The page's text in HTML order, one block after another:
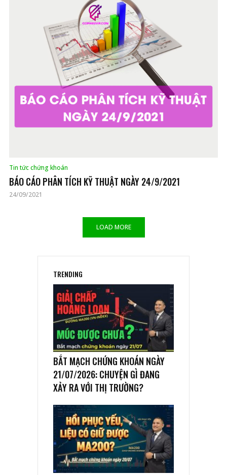
Tin tức chứng khoán
BÁO CÁO PHÂN TÍCH KỸ THUẬT NGÀY 24/9/2021
24/09/2021
LOAD MORE
TRENDING
BẮT MẠCH CHỨNG KHOÁN NGÀY
21/07/2026: CHUYỆN GÌ ĐANG
XẢY RA VỚI THỊ TRƯỜNG?